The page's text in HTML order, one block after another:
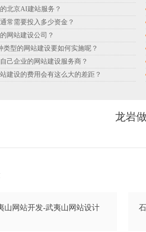
北京AI建站服务？
常需要投入多少资金？
网站建设公司？
类型的网站建设要如何实施呢？
己企业的网站建设服务商？
建设的费用会有这么大的差距？
龙岩
山网站开发-武夷山网站设计